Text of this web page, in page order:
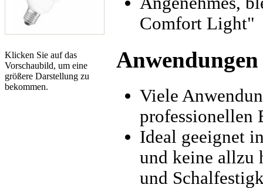
Klicken Sie auf das
Vorschaubild, um eine
größere Darstellung zu
bekommen.
Comfort Light"
Anwendungen
Viele
professionellen
Ideal geeignet
und keine allzu
und